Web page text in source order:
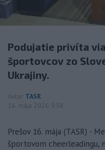
Podujatie privíta
športovcov zo
Ukrajiny.
Autor TASR
16. mája 2026 9:58
Prešov 16. mája (TASR) -
športovom cheerleadingu,